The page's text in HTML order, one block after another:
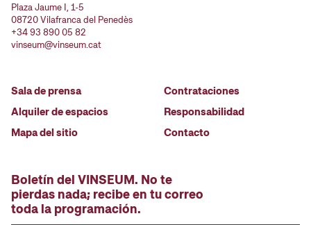
Plaza Jaume I, 1-5
08720 Vilafranca del Penedès
+34 93 890 05 82
vinseum@vinseum.cat
Sala de prensa
Alquiler de espacios
Mapa del sitio
Contrataciones
Responsabilidad
Contacto
Boletín del VINSEUM. No te
pierdas nada; recibe en tu correo
toda la programación.